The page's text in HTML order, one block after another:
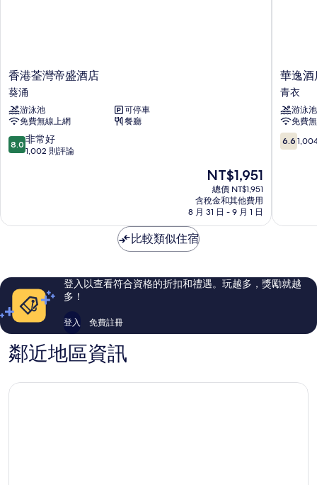
香
港
荃
灣
帝
盛
酒
香港荃灣帝盛酒店
葵涌
游泳池
可停車
免費無線上網
餐廳
8.0
分，
常
評
論
8.0 非常好
1,002 則評論
現
在
價
格
為
NT$1,951
總價 NT$1,951
含稅金和其他費用
8 月 31 日 - 9 月 1 日
華
逸
酒
店
青
衣
華逸酒
青衣
游泳池
免費
6.6
分，
評
6.6
比較類似住宿
登入以查看符合資格的折扣和禮遇。玩越多，獎勵就越
多！
登入 免費註冊
鄰近地區資訊